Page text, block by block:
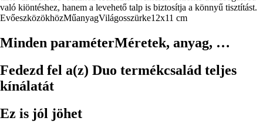
való kiöntéshez, hanem a levehető talp is biztosítja a könnyű tisztítást.
EvőeszközökhözMűanyagVilágosszürke12x11 cm
Minden paraméterMéretek, anyag, …
Fedezd fel a(z) Duo termékcsalád teljes
kínálatát
Ez is jól jöhet